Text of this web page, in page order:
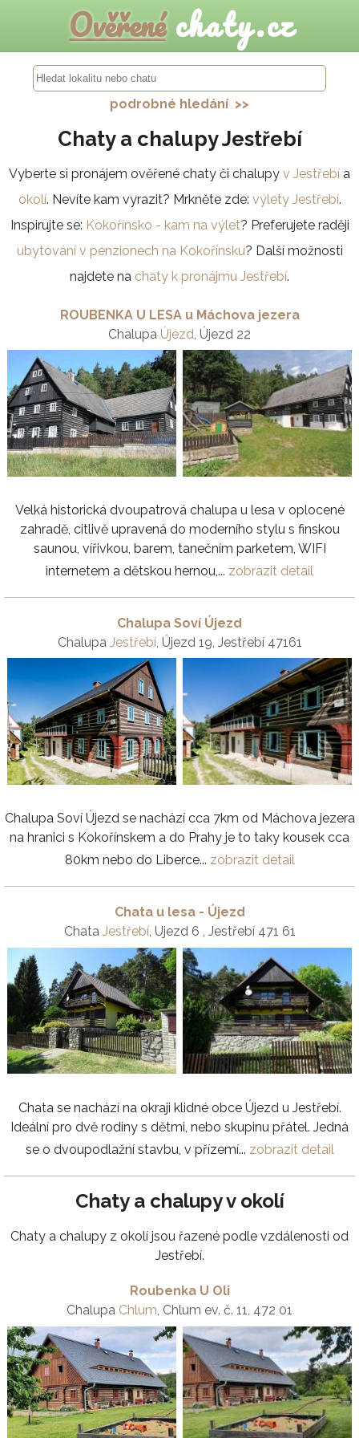
Ověřenéchaty.cz
podrobné hledání >>
Chaty a chalupy Jestřebí
Vyberte si pronájem ověřené chaty či chalupy v Jestřebí a
okolí. Nevíte kam vyrazit? Mrkněte zde: výlety Jestřebí.
Inspirujte se: Kokořínsko - kam na výlet? Preferujete raději
ubytování v penzionech na Kokořínsku? Další možnosti
najdete na chaty k pronájmu Jestřebí.
ROUBENKA U LESA u Máchova jezera
Chalupa Újezd, Újezd 22
Velká historická dvoupatrová chalupa u lesa v oplocené
zahradě, citlivě upravená do moderního stylu s finskou
saunou, vířivkou, barem, tanečním parketem, WIFI
internetem a dětskou hernou,... zobrazit detail
Chalupa Soví Újezd
Chalupa Jestřebí, Újezd 19, Jestřebí 47161
Chalupa Soví Újezd se nachází cca 7km od Máchova jezera
na hranici s Kokořínskem a do Prahy je to taky kousek cca
80km nebo do Liberce... zobrazit detail
Chata u lesa - Újezd
Chata Jestřebí, Ujezd 6 , Jestřebí 471 61
Chata se nachází na okraji klidné obce Újezd u Jestřebí.
Ideální pro dvě rodiny s dětmi, nebo skupinu přátel. Jedná
se o dvoupodlažní stavbu, v přízemí... zobrazit detail
Chaty a chalupy v okolí
Chaty a chalupy z okolí jsou řazené podle vzdálenosti od
Jestřebí.
Roubenka U Oli
Chalupa Chlum, Chlum ev. č. 11, 472 01